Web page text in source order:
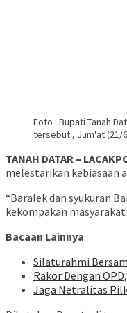
Foto : Bupati Tanah
tersebut , Jum'at (21/
TANAH DATAR –
melestarikan kebiasaan
“Baralek dan syukuran
kekompakan
Bacaan Lainnya
Silaturahmi
Rakor Dengan
Jaga Netralitas